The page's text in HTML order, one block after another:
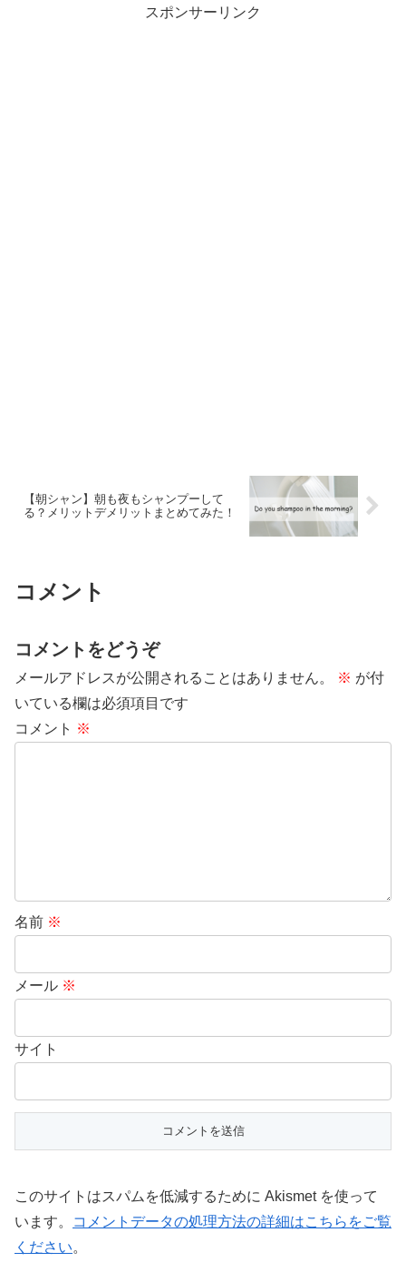
うど子ども用の水筒のストローを
もおしゃれで
スポンサーリンク
【朝シャン】朝も夜もシャンプーして
る？メリットデメリットまとめてみた！
コメント
コメントをどうぞ
メールアドレスが公開されることはありません。 ※ が付
いている欄は必須項目です
コメント ※
名前 ※
メール ※
サイト
このサイトはスパムを低減するために Akismet を使って
います。
コメントデータの処理方法の詳細はこちらをご覧
ください。